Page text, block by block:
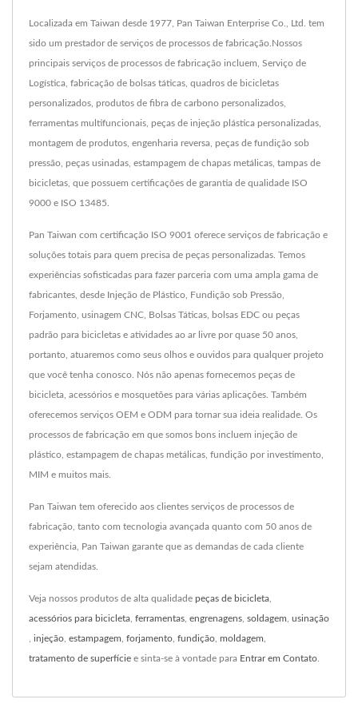
Localizada em Taiwan desde 1977, Pan Taiwan Enterprise Co., Ltd. tem
sido um prestador de serviços de processos de fabricação.Nossos
principais serviços de processos de fabricação incluem, Serviço de
Logística, fabricação de bolsas táticas, quadros de bicicletas
personalizados, produtos de fibra de carbono personalizados,
ferramentas multifuncionais, peças de injeção plástica personalizadas,
montagem de produtos, engenharia reversa, peças de fundição sob
pressão, peças usinadas, estampagem de chapas metálicas, tampas de
bicicletas, que possuem certificações de garantia de qualidade ISO
9000 e ISO 13485.
Pan Taiwan com certificação ISO 9001 oferece serviços de fabricação e
soluções totais para quem precisa de peças personalizadas. Temos
experiências sofisticadas para fazer parceria com uma ampla gama de
fabricantes, desde Injeção de Plástico, Fundição sob Pressão,
Forjamento, usinagem CNC, Bolsas Táticas, bolsas EDC ou peças
padrão para bicicletas e atividades ao ar livre por quase 50 anos,
portanto, atuaremos como seus olhos e ouvidos para qualquer projeto
que você tenha conosco. Nós não apenas fornecemos peças de
bicicleta, acessórios e mosquetões para várias aplicações. Também
oferecemos serviços OEM e ODM para tornar sua ideia realidade. Os
processos de fabricação em que somos bons incluem injeção de
plástico, estampagem de chapas metálicas, fundição por investimento,
MIM e muitos mais.
Pan Taiwan tem oferecido aos clientes serviços de processos de
fabricação, tanto com tecnologia avançada quanto com 50 anos de
experiência, Pan Taiwan garante que as demandas de cada cliente
sejam atendidas.
Veja nossos produtos de alta qualidade peças de bicicleta
acessórios para bicicleta ferramentas engrenagens soldagem usinação
injeção estampagem forjamento fundição moldagem
tratamento de superfície e sinta-se à vontade para Entrar em Contato